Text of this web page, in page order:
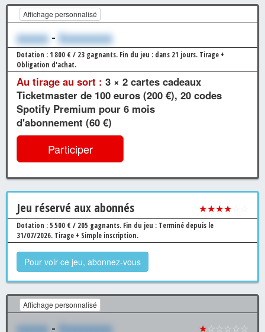
Affichage personnalisé
xxxxxx-Xxxxxxxxxx
Dotation : 1 800 € / 23 gagnants. Fin du jeu : dans 21 jours. Tirage +
Obligation d'achat.
Au tirage au sort : 3 × 2 cartes cadeaux
Ticketmaster de 100 euros (200 €), 20 codes
Spotify Premium pour 6 mois
d'abonnement (60 €)
Participer
Jeu réservé aux abonnés ★★★★
Dotation : 5 500 € / 205 gagnants. Fin du jeu : Terminé depuis le
31/07/2026. Tirage + Simple inscription.
Pour voir ce jeu, abonnez-vous
Affichage personnalisé
xxxxxx - Xxxxxxxxxx ★☆☆☆☆☆